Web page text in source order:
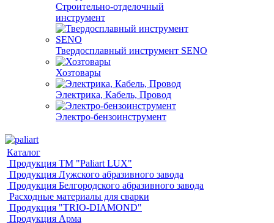
Строительно-отделочный
инструмент
Твердосплавный инструмент SENO
Хозтовары
Электрика, Кабель, Провод
Электро-бензоинструмент
Каталог
Продукция ТМ "Paliart LUX"
Продукция Лужского абразивного завода
Продукция Белгородского абразивного завода
Расходные материалы для сварки
Продукция "TRIO-DIAMOND"
Продукция Арма